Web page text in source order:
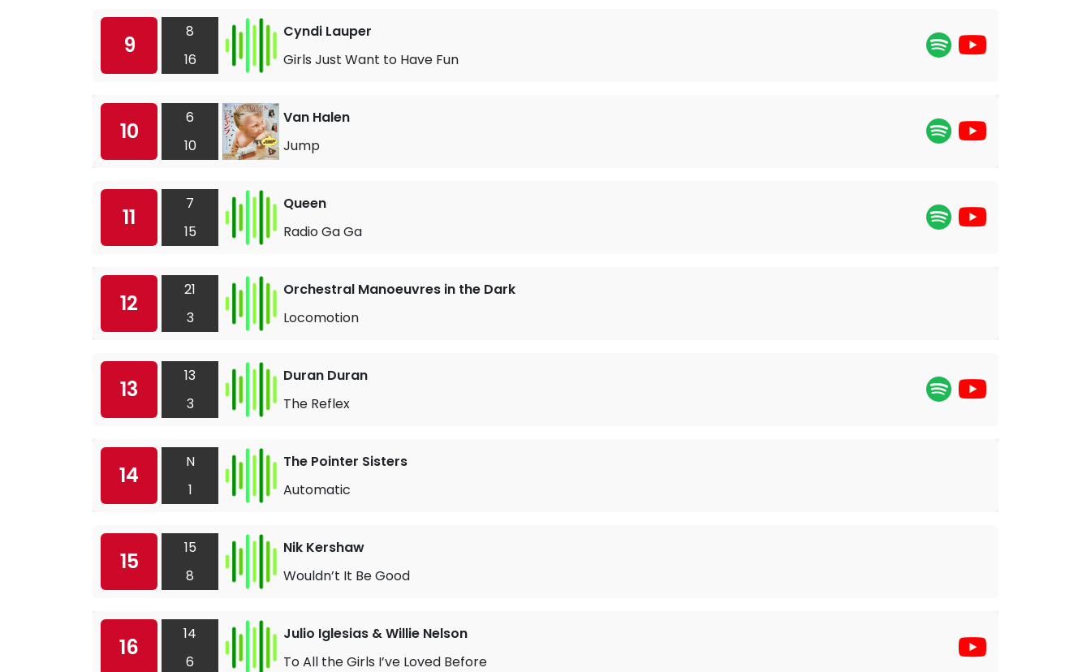
9
8
16
Cyndi Lauper
Girls Just Want to Have Fun
10
6
10
Van Halen
Jump
11
7
15
Queen
Radio Ga Ga
12
21
3
Orchestral Manoeuvres in the Dark
Locomotion
13
13
3
Duran Duran
The Reflex
14
N
1
The Pointer Sisters
Automatic
15
15
8
Nik Kershaw
Wouldn’t It Be Good
16
14
6
Julio Iglesias & Willie Nelson
To All the Girls I’ve Loved Before